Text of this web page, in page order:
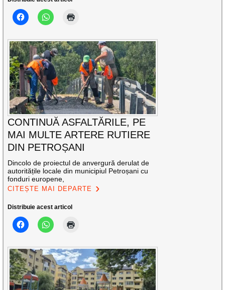
CONTINUĂ ASFALTĂRILE, PE
MAI MULTE ARTERE RUTIERE
DIN PETROȘANI
Dincolo de proiectul de anvergură derulat de
autoritățile locale din municipiul Petroșani cu
fonduri europene,
CITEȘTE MAI DEPARTE
Distribuie acest articol